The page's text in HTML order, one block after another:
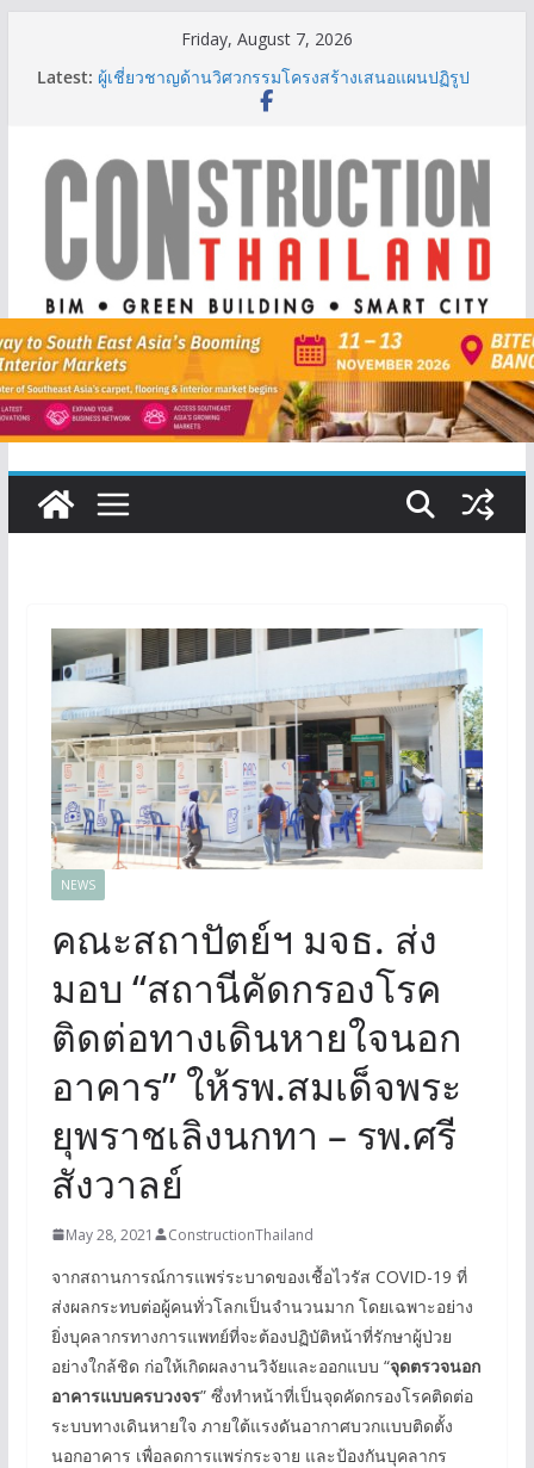
Friday, August 7, 2026
Latest: ผู้เชี่ยวชาญด้านวิศวกรรมโครงสร้างเสนอแผนปฏิรูป
มาตรฐานตั้งแต่การออกแบบถึงการตรวจสอบอาคารไทย
เติบโต 377% ชี้ดีมานด์ภูเก็ตยังแกร่ง
BCT Expo 2026 ชูแนวคิด “Empowering Net Zero in
Construction & Mining” ขับเคลื่อนอุตสาหกรรม
ก่อสร้างและเหมืองแร่สู่สังคมคาร์บอนต่ำอย่างยั่งยืน
ลลิล พร็อพเพอร์ตี้ ก้าวสู่ปีที่ 40 ยึดลูกค้าเป็นศูนย์กลาง
IHG Hotels & Resorts เปิดตัว ฮอลิเดย์ อินน์ เอ็กซ์เพรส
อ่าวนางแห่งแรกในกระบี่
NEWS
คณะสถาปัตย์ฯ มจธ. ส่ง
มอบ “สถานีคัดกรองโรค
ติดต่อทางเดินหายใจนอก
อาคาร” ให้รพ.สมเด็จพระ
ยุพราชเลิงนกทา – รพ.ศรี
สังวาลย์
May 28, 2021 ConstructionThailand
จากสถานการณ์การแพร่ระบาดของเชื้อไวรัส COVID-19 ที่
ส่งผลกระทบต่อผู้คนทั่วโลกเป็นจำนวนมาก โดยเฉพาะอย่าง
ยิ่งบุคลากรทางการแพทย์ที่จะต้องปฏิบัติหน้าที่รักษาผู้ป่วย
อย่างใกล้ชิด ก่อให้เกิดผลงานวิจัยและออกแบบ “จุดตรวจนอก
อาคารแบบครบวงจร” ซึ่งทำหน้าที่เป็นจุดคัดกรองโรคติดต่อ
ระบบทางเดินหายใจ ภายใต้แรงดันอากาศบวกแบบติดตั้ง
นอกอาคาร เพื่อลดการแพร่กระจาย และป้องกันบุคลากร